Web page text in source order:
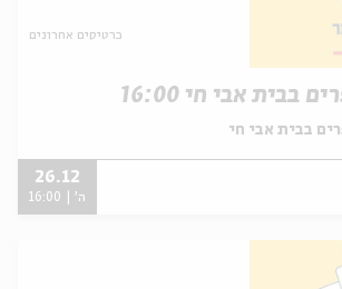
כרטיסים אחרונים
בבית אבי חי 16:00
בבית אבי חי
26.12
ה' | 16:00